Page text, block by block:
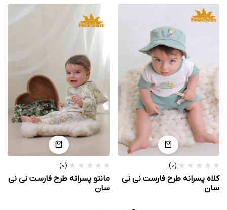
(0)
کلاه پسرانه طرح فارست نی نی
سان
(0)
مانتو پسرانه طرح فارست نی نی
سان